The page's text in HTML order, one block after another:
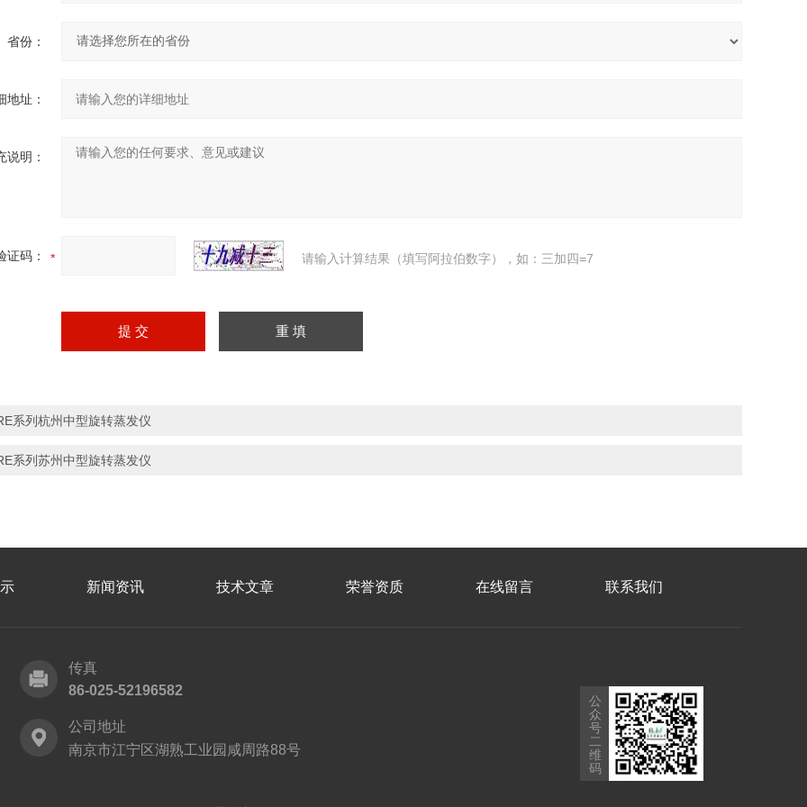
省份：
地址：
说明：
证码： 请输入计算结果（填写阿拉伯数字），如：三加四=7
系列杭州中型旋转蒸发仪
系列苏州中型旋转蒸发仪
新闻资讯 技术文章 荣誉资质 在线留言 联系我们
传真
86-025-52196582
公司地址
南京市江宁区湖熟工业园咸周路88号
公
众
号
二
维
码